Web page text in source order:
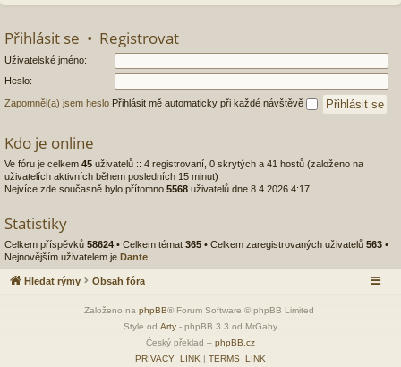
Přihlásit se • Registrovat
Uživatelské jméno:
Heslo:
Zapomněl(a) jsem heslo Přihlásit mě automaticky při každé návštěvě
Kdo je online
Ve fóru je celkem 45 uživatelů :: 4 registrovaní, 0 skrytých a 41 hostů (založeno na
uživatelích aktivních během posledních 15 minut)
Nejvíce zde současně bylo přítomno 5568 uživatelů dne 8.4.2026 4:17
Statistiky
Celkem příspěvků 58624 • Celkem témat 365 • Celkem zaregistrovaných uživatelů 563 •
Nejnovějším uživatelem je Dante
Hledat rýmy Obsah fóra
Založeno na phpBB® Forum Software © phpBB Limited
Style od Arty - phpBB 3.3 od MrGaby
Český překlad – phpBB.cz
PRIVACY_LINK | TERMS_LINK